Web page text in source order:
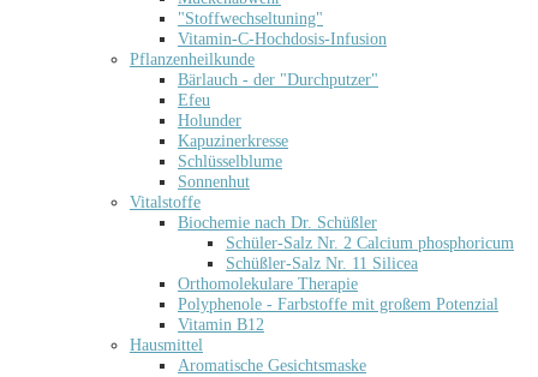
"Stoffwechseltuning"
Vitamin-C-Hochdosis-Infusion
Pflanzenheilkunde
Bärlauch - der "Durchputzer"
Efeu
Holunder
Kapuzinerkresse
Schlüsselblume
Sonnenhut
Vitalstoffe
Biochemie nach Dr. Schüßler
Schüler-Salz Nr. 2 Calcium phosphoricum
Schüßler-Salz Nr. 11 Silicea
Orthomolekulare Therapie
Polyphenole - Farbstoffe mit großem Potenzial
Vitamin B12
Hausmittel
Aromatische Gesichtsmaske